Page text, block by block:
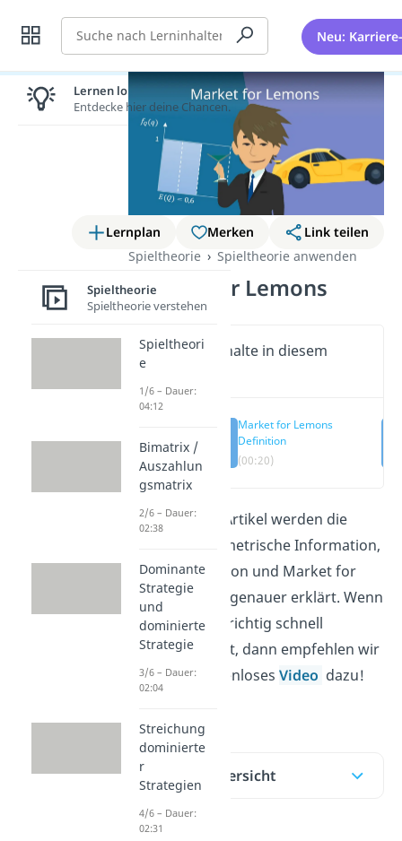
Suche Neu:
Lernplan Merken
Link teilen
Spieltheorie
Spieltheorie anwenden
Market for Lemons
Wichtige Inhalte in diesem
Market for Lemons
Definition
(00:20)
Im folgenden Artikel werden die
Begriffe asymmetrische Information,
adverse Selektion und Market for
Lemons etwas genauer erklärt. Wenn
du das Thema richtig schnell
verstehen willst, dann empfehlen wir
dir unser kostenlosesVideo dazu!
Inhaltsübersicht
Lernen lohnt sich!
Entdecke hier deine Chancen.
Spieltheorie
Spieltheorie verstehen
Spieltheori
e
1/6 – Dauer:
04:12
Bimatrix /
Auszahlun
gsmatrix
2/6 – Dauer:
02:38
Dominante
Strategie
und
dominierte
Strategie
3/6 – Dauer:
02:04
Streichung
dominierte
r
Strategien
4/6 – Dauer:
02:31